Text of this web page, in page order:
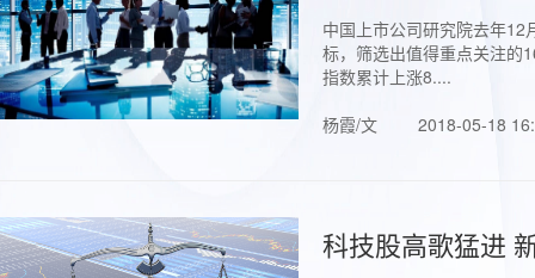
中国上市公司研究院去年
标，筛选出值得重点关注的
指数累计上涨8....
杨霞/文
2018-05-18
科技股高歌猛进